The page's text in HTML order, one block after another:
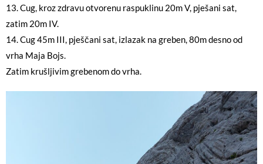
13. Cug, kroz zdravu otvorenu raspuklinu 20m V, pješani sat,
zatim 20m IV.
14. Cug 45m III, pješčani sat, izlazak na greben, 80m desno od
vrha Maja Bojs.
Zatim krušljivim grebenom do vrha.